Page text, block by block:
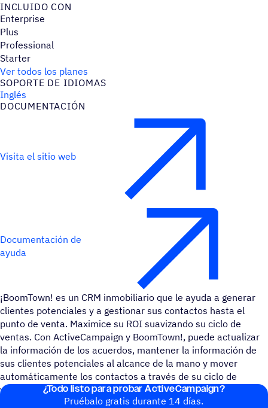
INCLUIDO CON
Enterprise
Plus
Professional
Starter
Ver todos los planes
SOPORTE DE IDIOMAS
Inglés
DOCU­MEN­TA­CIÓN
Visita el sitio web
Documentación de
ayuda
¡BoomTown! es un CRM inmobiliario que le ayuda a generar
clientes potenciales y a gestionar sus contactos hasta el
punto de venta. Maximice su ROI suavizando su ciclo de
ventas. Con ActiveCampaign y BoomTown!, puede actualizar
la información de los acuerdos, mantener la información de
sus clientes potenciales al alcance de la mano y mover
automáticamente los contactos a través de su ciclo de
ventas.
¿Todo listo para probar ActiveCampaign?
Pruébalo gratis durante 14 días.